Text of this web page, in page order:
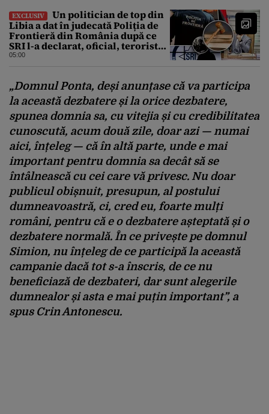
EXCLUSIV
Un politician de top din
Libia a dat în judecată Poliția de
Frontieră din România după ce
SRI l-a declarat, oficial, terorist
ISIS
05:00
„Domnul Ponta, deși anunțase că va participa
la această dezbatere și la orice dezbatere,
spunea domnia sa, cu vitejia și cu credibilitatea
cunoscută, acum două zile, doar azi — numai
aici, înțeleg — că în altă parte, unde e mai
important pentru domnia sa decât să se
întâlnească cu cei care vă privesc. Nu doar
publicul obișnuit, presupun, al postului
dumneavoastră, ci, cred eu, foarte mulți
români, pentru că e o dezbatere așteptată și o
dezbatere normală. În ce privește pe domnul
Simion, nu înțeleg de ce participă la această
campanie dacă tot s-a înscris, de ce nu
beneficiază de dezbateri, dar sunt alegerile
dumnealor și asta e mai puțin important”, a
spus Crin Antonescu.